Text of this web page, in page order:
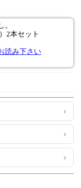
2本セット
読み下さい